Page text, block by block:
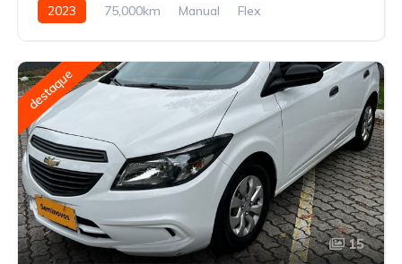
2023 75,000km Manual Flex
destaque
15